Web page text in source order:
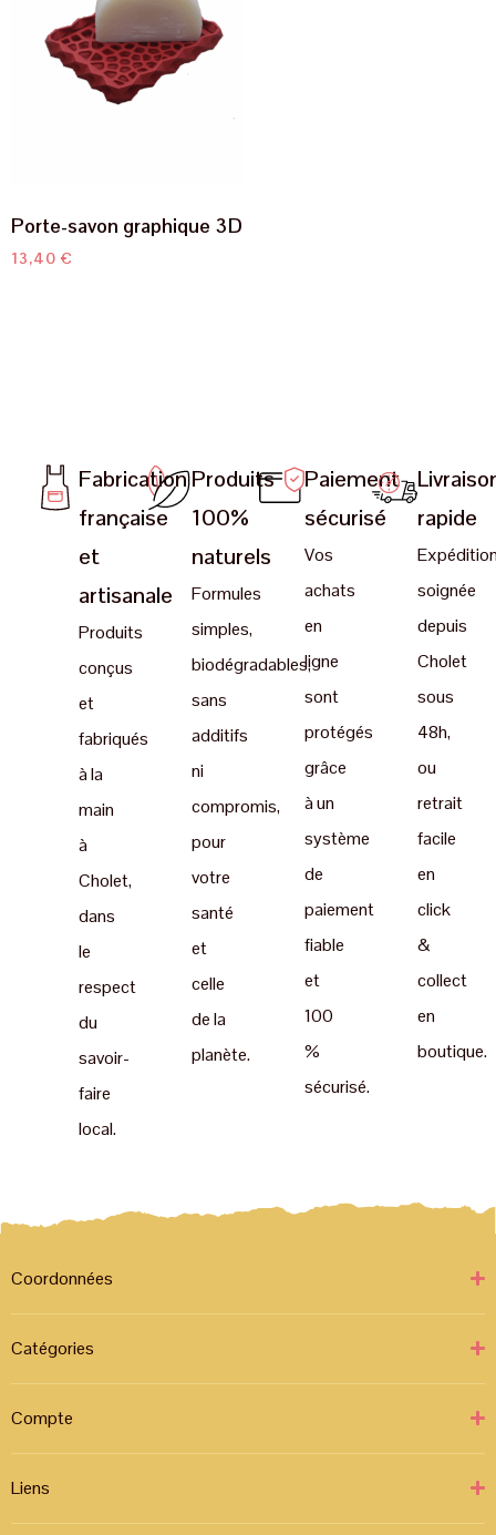
Porte-savon graphique 3D
13,40€
Fabrication
française
et
artisanale
Produits
conçus
et
fabriqués
à la
main
à
Cholet,
dans
le
respect
du
savoir-
faire
local.
Produits
100%
naturels
Formules
simples,
biodégradables,
sans
additifs
ni
compromis,
pour
votre
santé
et
celle
de la
planète.
Paiement
sécurisé
Vos
achats
en
ligne
sont
protégés
grâce
à un
système
de
paiement
fiable
et
100
%
sécurisé.
rapide
soignée
depuis
Cholet
sous
48h,
ou
retrait
facile
en
click
&
collect
en
boutique.
Coordonnées
Catégories
Compte
Liens